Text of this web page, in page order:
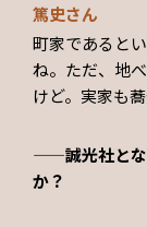
篤史さん
町家であると
ね。ただ、地
けど。実家も
——誠光社とな
か？